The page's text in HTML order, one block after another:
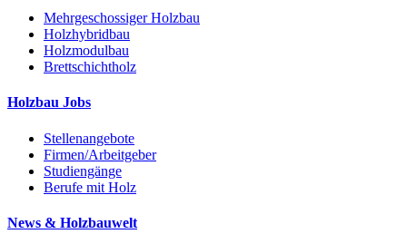
Mehrgeschossiger Holzbau
Holzhybridbau
Holzmodulbau
Brettschichtholz
Holzbau Jobs
Stellenangebote
Firmen/Arbeitgeber
Studiengänge
Berufe mit Holz
News & Holzbauwelt